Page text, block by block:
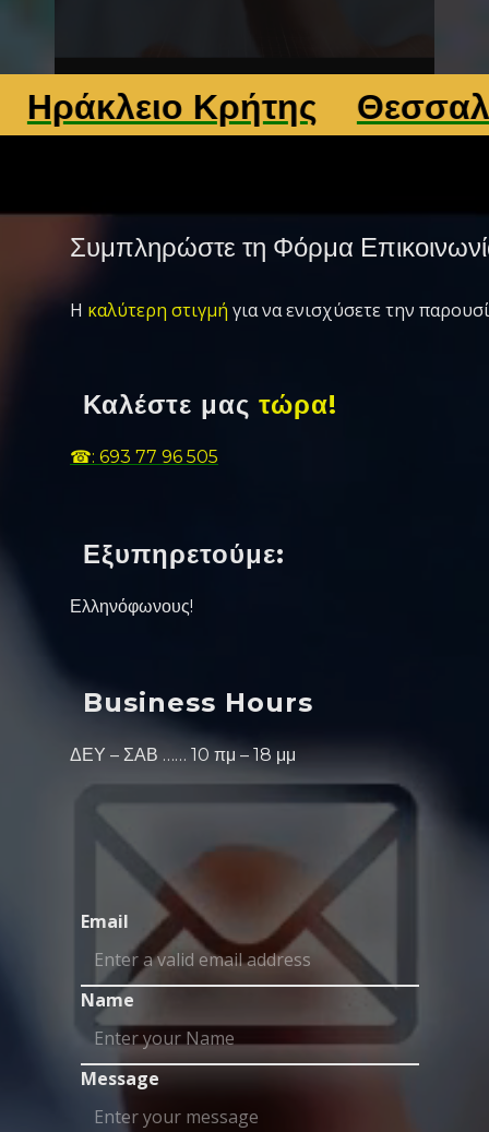
Κρήτης
Συμπληρώστε τη Φόρμα
Η καλύτερη στιγμή για να ενισχύσετε την
Καλέστε μας τώρα!
☎: 693 77 96 505
Εξυπηρετούμε:
Ελληνόφωνους!
Business Hours
ΔΕΥ – ΣΑΒ …… 10 πμ – 18 μμ
Email
Name
Message